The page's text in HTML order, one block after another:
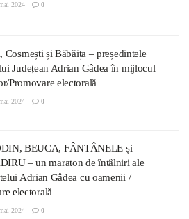
2024 0
Cosmești și Băbăița – președintele
Județean Adrian Gâdea în mijlocul
Promovare electorală
2024 0
BEUCA, FÂNTÂNELE și
– un maraton de întâlniri ale
Adrian Gâdea cu oamenii /
electorală
2024 0